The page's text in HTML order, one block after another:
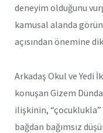
deneyim olduğunu
kamusal alanda
açısından önemine
Arkadaş Okul ve Yedi
konuşan Gizem
ilişkinin,
bağdan bağımsız